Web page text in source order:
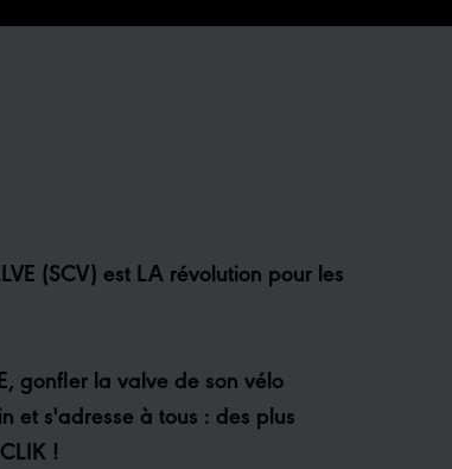
(SCV) est LA révolution pour les
gonfler la valve de son vélo
et s'adresse à tous : des plus
!